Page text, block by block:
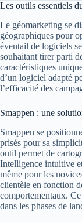
Les outils essentiels
Le géomarketing se
géographiques pour
éventail de logiciels
souhaitant tirer parti
caractéristiques
d’un logiciel adapté
l’efficacité des
Smappen : une
Smappen se
prisés pour sa
outil permet de
Intelligence intuitive
même pour les
clientèle en fonction
comportementaux.
dans les phases de